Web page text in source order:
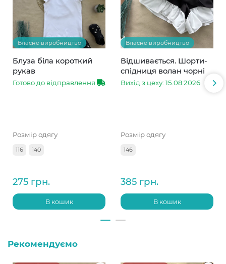
Власне виробництво
Блуза біла короткий
рукав
Готово до відправлення
Розмір одягу
116 140
275 грн.
В кошик
Власне виробництво
Відшивається. Шорти-
спідниця волан чорні
Вихід з цеху: 15.08.2026
Розмір одягу
146
385 грн.
В кошик
Рекомендуємо